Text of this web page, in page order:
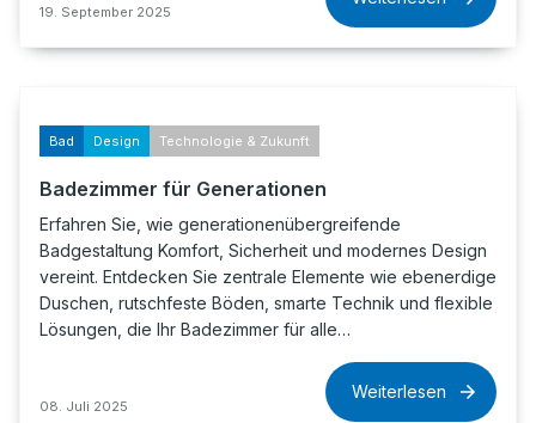
19. September 2025
Bad Design Technologie & Zukunft
Badezimmer für Generationen
Erfahren Sie, wie generationenübergreifende
Badgestaltung Komfort, Sicherheit und modernes Design
vereint. Entdecken Sie zentrale Elemente wie ebenerdige
Duschen, rutschfeste Böden, smarte Technik und flexible
Lösungen, die Ihr Badezimmer für alle…
08. Juli 2025
Weiterlesen